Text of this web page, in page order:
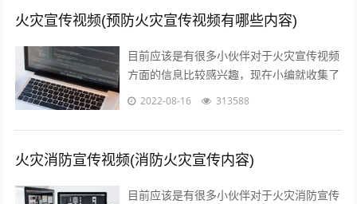
火灾宣传视频(预防火灾宣传视频有哪些内容)
目前应该是有很多小伙伴对于火灾宣传视频
方面的信息比较感兴趣，现在小编就收集了
一些与预防火灾宣传视频有哪些内容相关的
2022-08-16 313588
火灾消防宣传视频(消防火灾宣传内容)
目前应该是有很多小伙伴对于火灾消防宣传